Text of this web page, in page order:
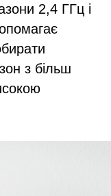
2,4 ГГц і
з більш